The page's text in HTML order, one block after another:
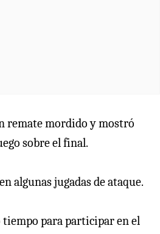
remate mordido y mostró
sobre el final.
algunas jugadas de ataque.
tiempo para participar en el